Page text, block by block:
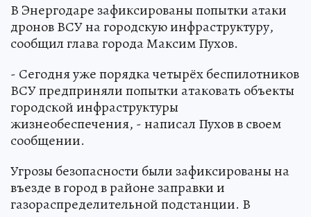
В Энергодаре зафиксированы попытки атаки
дронов ВСУ на городскую инфраструктуру,
сообщил глава города Максим Пухов.
- Сегодня уже порядка четырёх беспилотников
ВСУ предприняли попытки атаковать объекты
городской инфраструктуры
жизнеобеспечения, - написал Пухов в своем
сообщении.
Угрозы безопасности были зафиксированы на
въезде в город в районе заправки и
газораспределительной подстанции. В